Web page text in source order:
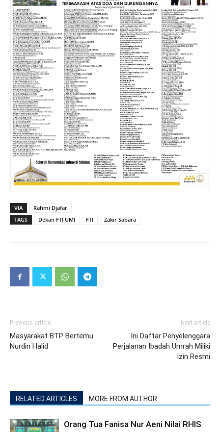
VIA
Rahmi Djafar
TAGS
Dekan FTI UMI FTI Zakir Sabara
Previous article
Masyarakat BTP Bertemu
Nurdin Halid
Next article
Ini Daftar Penyelenggara
Perjalanan Ibadah Umrah Miliki
Izin Resmi
RELATED ARTICLES MORE FROM AUTHOR
Orang Tua Fanisa Nur Aeni Nilai RHIS